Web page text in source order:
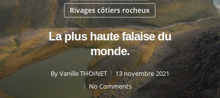
Rivages côtiers rocheux
La plus haute falaise du
monde.
ByVanille THOINET
13 novembre 2021
No Comments